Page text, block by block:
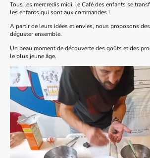
Tous les mercredis midi, le Café des enfants se
les enfants qui sont aux commandes !
A partir de leurs idées et envies, nous proposons
déguster ensemble.
Un beau moment de découverte des goûts et des
le plus jeune âge.